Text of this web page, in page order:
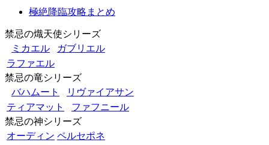
極絶降臨攻略まとめ
禁忌の熾天使シリーズ
ミカエル
ガブリエル
ラファエル
禁忌の竜シリーズ
バハムート
リヴァイアサン
ティアマット
ファフニール
禁忌の神シリーズ
オーディン ペルセポネ